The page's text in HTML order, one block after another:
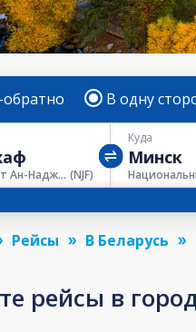
В одну
Аэропорт Ан-Наджафа (NJF)
Куда
Рейсы В Беларусь
рейсы в